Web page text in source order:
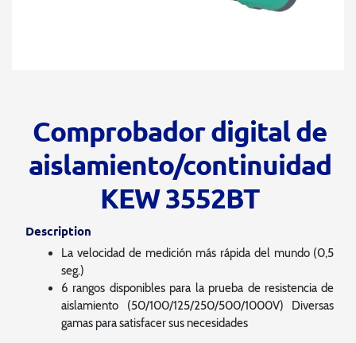
Comprobador digital de
aislamiento/continuidad
KEW 3552BT
Description
La velocidad de medición más rápida del mundo (0,5
seg.)
6 rangos disponibles para la prueba de resistencia de
aislamiento (50/100/125/250/500/1000V) Diversas
gamas para satisfacer sus necesidades